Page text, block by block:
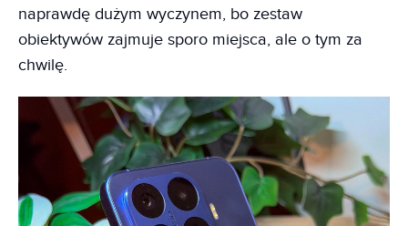
naprawdę dużym wyczynem, bo zestaw
obiektywów zajmuje sporo miejsca, ale o tym za
chwilę.